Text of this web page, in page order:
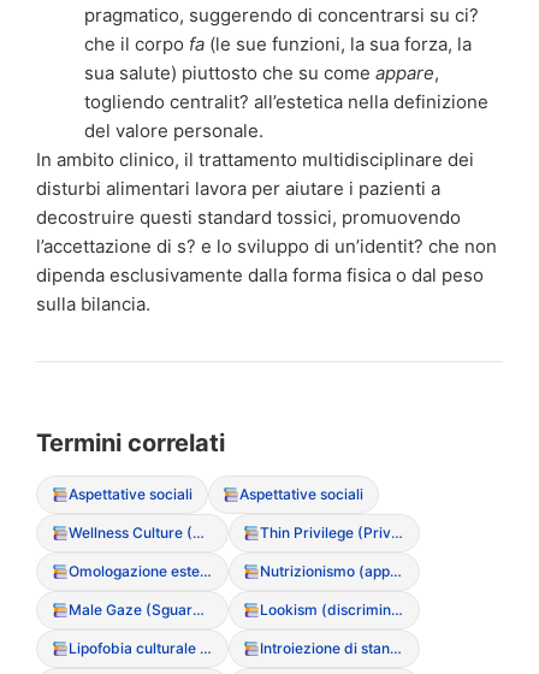
pragmatico, suggerendo di concentrarsi su ci?
che il corpo fa (le sue funzioni, la sua forza, la
sua salute) piuttosto che su come appare,
togliendo centralit? all’estetica nella definizione
del valore personale.
In ambito clinico, il trattamento multidisciplinare dei
disturbi alimentari lavora per aiutare i pazienti a
decostruire questi standard tossici, promuovendo
l’accettazione di s? e lo sviluppo di un’identit? che non
dipenda esclusivamente dalla forma fisica o dal peso
sulla bilancia.
Termini correlati
Aspettative sociali Aspettative sociali
Wellness Culture (Cultura del benessere come copertura per DCA) Thin Privilege (Privilegio della magrezza)
Omologazione estetica Nutrizionismo (approccio riduzionista al cibo)
Male Gaze (Sguardo maschile e oggettivazione) Lookism (discriminazione basata sull’aspetto)
Lipofobia culturale (paura dei grassi) Introiezione di standard estetici